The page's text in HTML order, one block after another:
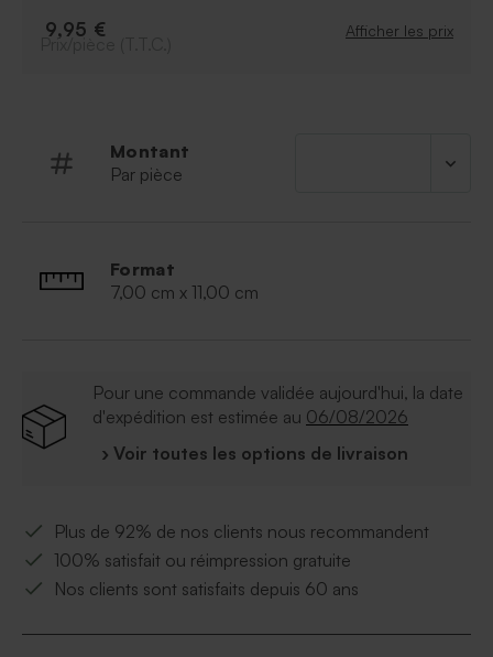
Médaille vendue avec cordon.
9,95 € Afficher les prix
Montant
Par pièce
Format
7,00 cm x 11,00 cm
Pour une commande validée aujourd'hui, la date
d'expédition est estimée au 06/08/2026
› Voir toutes les options de livraison
Plus de 92% de nos clients nous recommandent
100% satisfait ou réimpression gratuite
Nos clients sont satisfaits depuis 60 ans